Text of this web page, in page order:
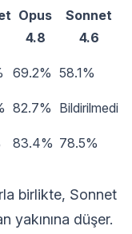
Opus
4.8
Sonnet
4.6
69.2% 58.1%
82.7% Bildirilmedi
83.4% 78.5%
birlikte, Sonnet
yakınına düşer.